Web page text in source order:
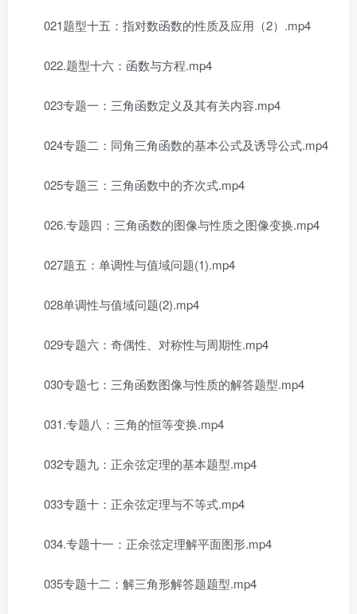
021题型十五：指对数函数的性质及应用（2）.mp4
022.题型十六：函数与方程.mp4
023专题一：三角函数定义及其有关内容.mp4
024专题二：同角三角函数的基本公式及诱导公式.mp4
025专题三：三角函数中的齐次式.mp4
026.专题四：三角函数的图像与性质之图像变换.mp4
027题五：单调性与值域问题(1).mp4
028单调性与值域问题(2).mp4
029专题六：奇偶性、对称性与周期性.mp4
030专题七：三角函数图像与性质的解答题型.mp4
031.专题八：三角的恒等变换.mp4
032专题九：正余弦定理的基本题型.mp4
033专题十：正余弦定理与不等式.mp4
034.专题十一：正余弦定理解平面图形.mp4
035专题十二：解三角形解答题题型.mp4